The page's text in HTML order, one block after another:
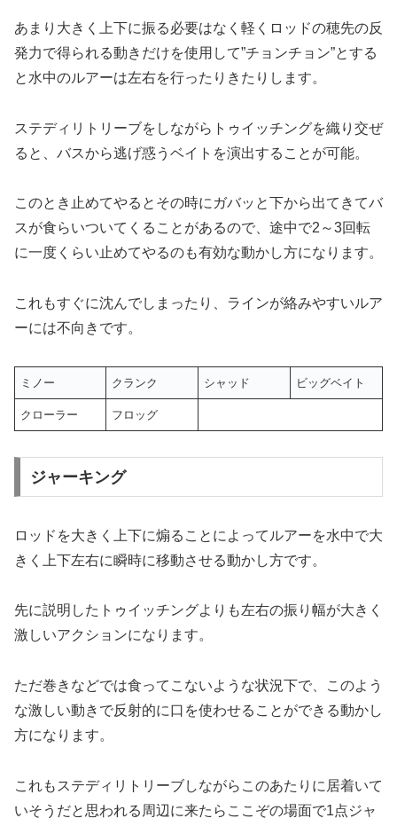
あまり大きく上下に振る必要はなく軽くロッドの穂先の反
発力で得られる動きだけを使用して”チョンチョン”とする
と水中のルアーは左右を行ったりきたりします。
ステディリトリーブをしながらトゥイッチングを織り交ぜ
ると、バスから逃げ惑うベイトを演出することが可能。
このとき止めてやるとその時にガバッと下から出てきてバ
スが食らいついてくることがあるので、途中で2～3回転
に一度くらい止めてやるのも有効な動かし方になります。
これもすぐに沈んでしまったり、ラインが絡みやすいルア
ーには不向きです。
ミノー クランク シャッド ビッグベイト
クローラー フロッグ
ジャーキング
ロッドを大きく上下に煽ることによってルアーを水中で大
きく上下左右に瞬時に移動させる動かし方です。
先に説明したトゥイッチングよりも左右の振り幅が大きく
激しいアクションになります。
ただ巻きなどでは食ってこないような状況下で、このよう
な激しい動きで反射的に口を使わせることができる動かし
方になります。
これもステディリトリーブしながらこのあたりに居着いて
いそうだと思われる周辺に来たらここぞの場面で1点ジャ